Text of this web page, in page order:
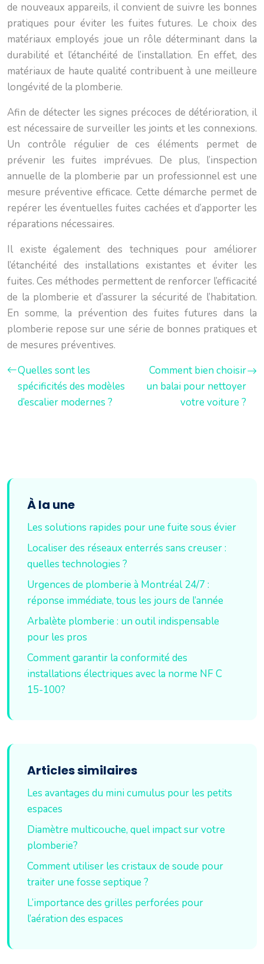
de nouveaux appareils, il convient de suivre les bonnes
pratiques pour éviter les fuites futures. Le choix des
matériaux employés joue un rôle déterminant dans la
durabilité et l’étanchéité de l’installation. En effet, des
matériaux de haute qualité contribuent à une meilleure
longévité de la plomberie.
Afin de détecter les signes précoces de détérioration, il
est nécessaire de surveiller les joints et les connexions.
Un contrôle régulier de ces éléments permet de
prévenir les fuites imprévues. De plus, l’inspection
annuelle de la plomberie par un professionnel est une
mesure préventive efficace. Cette démarche permet de
repérer les éventuelles fuites cachées et d’apporter les
réparations nécessaires.
Il existe également des techniques pour améliorer
l’étanchéité des installations existantes et éviter les
fuites. Ces méthodes permettent de renforcer l’efficacité
de la plomberie et d’assurer la sécurité de l’habitation.
En somme, la prévention des fuites futures dans la
plomberie repose sur une série de bonnes pratiques et
de mesures préventives.
Quelles sont les
spécificités des modèles
d’escalier modernes ?
Comment bien choisir
un balai pour nettoyer
votre voiture ?
À la une
Les solutions rapides pour une fuite sous évier
Localiser des réseaux enterrés sans creuser :
quelles technologies ?
Urgences de plomberie à Montréal 24/7 :
réponse immédiate, tous les jours de l’année
Arbalète plomberie : un outil indispensable
pour les pros
Comment garantir la conformité des
installations électriques avec la norme NF C
15-100?
Articles similaires
Les avantages du mini cumulus pour les petits
espaces
Diamètre multicouche, quel impact sur votre
plomberie?
Comment utiliser les cristaux de soude pour
traiter une fosse septique ?
L’importance des grilles perforées pour
l’aération des espaces